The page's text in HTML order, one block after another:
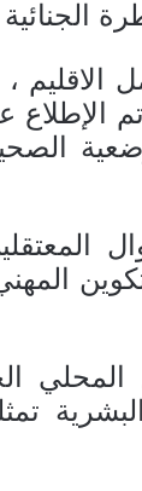
الاقليم
الصحية
البشرية